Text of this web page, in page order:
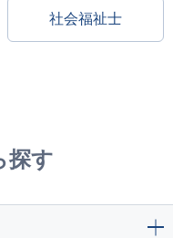
社会福祉士
探す